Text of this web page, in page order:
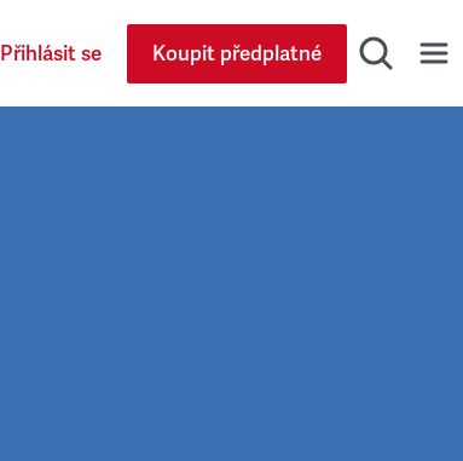
Přihlásit se Koupit předplatné